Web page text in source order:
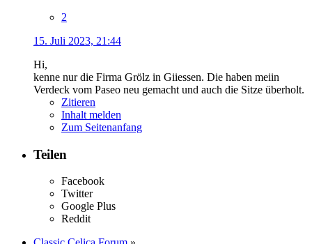
2
15. Juli 2023, 21:44
Hi,
kenne nur die Firma Grölz in Giiessen. Die haben meiin
Verdeck vom Paseo neu gemacht und auch die Sitze überholt.
Zitieren
Inhalt melden
Zum Seitenanfang
Teilen
Facebook
Twitter
Google Plus
Reddit